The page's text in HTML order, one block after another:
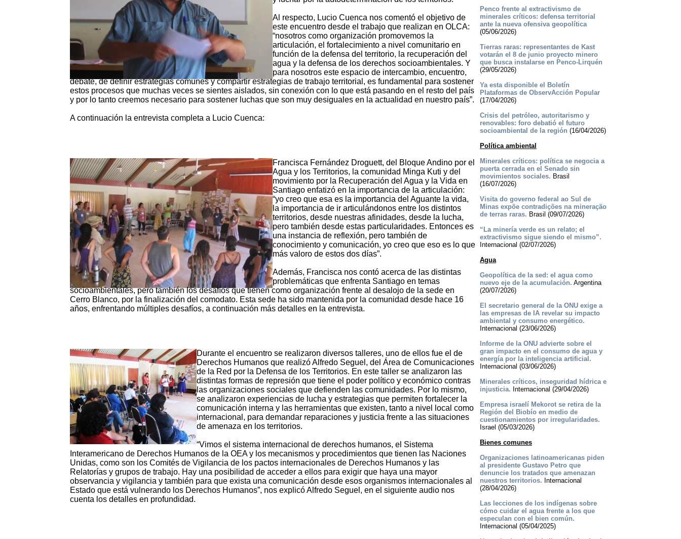
Al respecto, Lucio Cuenca nos comentó el objetivo de
este encuentro desde el trabajo que realizan en OLCA:
“nosotros como organización promovemos la
articulación, el fortalecimiento a nivel comunitario en
función de la defensa del territorio, la recuperación del
agua y la defensa de los derechos socioambientales. Y
para nosotros este espacio de intercambio, encuentro,
debate, de definir estrategias comunes y compartir estrategias de trabajo territorial, es fundamental para sostener
estos procesos que muchas veces se sientes aislados, sin conexión con lo que está pasando en el resto del país
y por lo tanto creemos necesario para sostener luchas que son muy desiguales en la actualidad en nuestro país”.
A continuación la entrevista completa a Lucio Cuenca:
Francisca Fernández Droguett, del Bloque Andino por el
Agua y los Territorios, la comunidad Minga Kuti y del
movimiento por la Recuperación del Agua y la Vida en
Santiago enfatizó en la importancia de la articulación:
“yo creo que esa es la importancia del Aguante la vida,
la importancia de ir articulándonos entre los distintos
territorios, desde nuestras afinidades, desde la lucha,
pero también desde estas particularidades. Entonces es
una instancia de reflexión, pero también de
conocimiento y comunicación, yo creo que eso es lo que
más valoro de estos dos días”.
Además, Francisca nos contó acerca de las distintas
problemáticas que enfrenta Santiago en temas
socioambientales, pero también los desafíos que tienen como organización frente al desalojo de la sede en
Cerro Blanco, por la finalización del comodato. Esta sede ha sido mantenida por la comunidad desde hace 16
años, enfrentando múltiples desafíos, a continuación más detalles en la entrevista.
Durante el encuentro se realizaron diversos talleres, uno de ellos fue el de
Derechos Humanos que realizó Alfredo Seguel, del Área de Comunicaciones
de la Red por la Defensa de los Territorios. En este taller se analizaron las
distintas formas de represión que tiene el poder político y económico contras
las organizaciones sociales que defienden las comunidades. Por lo mismo,
se analizaron experiencias de lucha y estrategias que permiten fortalecer la
comunicación interna y las herramientas que existen, tanto a nivel local como
internacional, para demandar reparaciones y justicia frente a las situaciones
de amenaza en los territorios.
“Vimos el sistema internacional de derechos humanos, el Sistema
Interamericano de Derechos Humanos de la OEA y los mecanismos y procedimientos que tienen las Naciones
Unidas, como son los Comités de Vigilancia de los pactos internacionales de Derechos Humanos y las
Relatorías y grupos de trabajo. Hay una posibilidad de acceder a ellos para exigir que haya una mayor
observancia y vigilancia y también para que exista una comunicación desde esos organismos internacionales al
Estado que está vulnerando los Derechos Humanos”, nos explicó Alfredo Seguel, en el siguiente audio nos
cuenta los detalles en profundidad.
Penco frente al extractivismo de
minerales críticos: defensa territorial
ante la nueva ofensiva geopolítica
(05/06/2026)
Tierras raras: representantes de Kast
votarán el 8 de junio proyecto minero
que busca instalarse en Penco-Lirquén
(29/05/2026)
Ya esta disponible el Boletín
Plataformas de ObservAcción Popular
(17/04/2026)
Crisis del petróleo, autoritarismo y
renovables: foro debatió el futuro
socioambiental de la región (16/04/2026)
Política ambiental
Minerales críticos: política se negocia a
puerta cerrada en el Senado sin
movimientos sociales. Brasil
(16/07/2026)
Visita do governo federal ao Sul de
Minas expõe contradições na mineração
de terras raras. Brasil (09/07/2026)
“La minería verde es un relato; el
extractivismo sigue siendo el mismo”.
Internacional (02/07/2026)
Agua
Geopolítica de la sed: el agua como
nuevo eje de la acumulación. Argentina
(20/07/2026)
El secretario general de la ONU exige a
las empresas de IA revelar su impacto
ambiental y consumo energético.
Internacional (23/06/2026)
Informe de la ONU advierte sobre el
gran impacto en el consumo de agua y
energía por la inteligencia artificial.
Internacional (03/06/2026)
Minerales críticos, inseguridad hídrica e
injusticia. Internacional (29/04/2026)
Empresa israelí Mekorot se retira de la
Región del Biobío en medio de
cuestionamientos por irregularidades.
Israel (05/03/2026)
Bienes comunes
Organizaciones latinoamericanas piden
al presidente Gustavo Petro que
denuncie los tratados que amenazan
nuestros territorios. Internacional
(28/04/2026)
Las lecciones de los indígenas sobre
cómo cuidar el agua frente a los que
especulan con el bien común.
Internacional (05/04/2025)